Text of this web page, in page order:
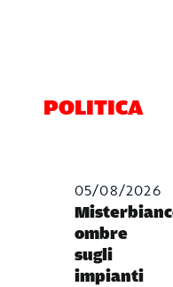
POLITICA
05/08/2026
ombre
sugli
impianti